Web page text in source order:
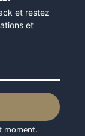
et restez
et
moment.